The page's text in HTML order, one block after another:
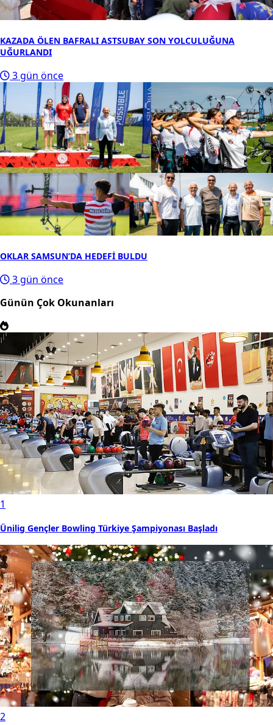
KAZADA ÖLEN BAFRALI ASTSUBAY SON YOLCULUĞUNA
UĞURLANDI
3 gün önce
OKLAR SAMSUN’DA HEDEFİ BULDU
3 gün önce
Günün Çok Okunanları
1
Ünilig Gençler Bowling Türkiye Şampiyonası Başladı
2